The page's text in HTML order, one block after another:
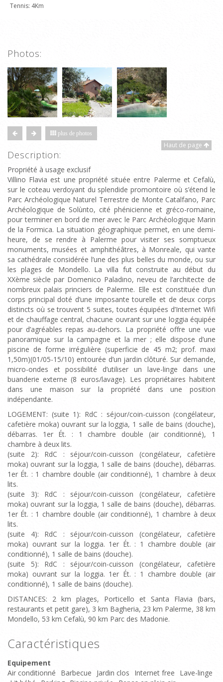
Tennis: 4Km
Photos:
plus de photos
Haut de page
Description:
Propriété à usage exclusif
Villino Flavia est une propriété située entre Palerme et Cefalù,
sur le coteau verdoyant du splendide promontoire où s’étend le
Parc Archéologique Naturel Terrestre de Monte Catalfano, Parc
Archéologique de Solùnto, cité phénicienne et gréco-romaine,
pour terminer en bord de mer avec le Parc Archéologique Marin
de la Formica. La situation géographique permet, en une demi-
heure, de se rendre à Palerme pour visiter ses somptueux
monuments, musées et amphithéâtres, à Monreale, qui vante
sa cathédrale considérée l’une des plus belles du monde, ou sur
les plages de Mondello. La villa fut construite au début du
XXème siècle par Domenico Paladino, neveu de l’architecte de
nombreux palais princiers de Palerme. Elle est constituée d’un
corps principal doté d’une imposante tourelle et de deux corps
distincts où se trouvent 5 suites, toutes équipées d’Internet Wifi
et de chauffage central, chacune ouvrant sur une loggia équipée
pour d’agréables repas au-dehors. La propriété offre une vue
panoramique sur la campagne et la mer ; elle dispose d’une
piscine de forme irrégulière (superficie de 45 m2; prof. maxi
1,50m)(01/05-15/10) entourée d’un jardin clôturé. Sur demande,
micro-ondes et possibilité d’utiliser un lave-linge dans une
buanderie externe (8 euros/lavage). Les propriétaires habitent
dans une maison sur la propriété dans une position
indépendante.
LOGEMENT: (suite 1): RdC : séjour/coin-cuisson (congélateur,
cafetière moka) ouvrant sur la loggia, 1 salle de bains (douche),
débarras. 1er Ét. : 1 chambre double (air conditionné), 1
chambre à deux lits.
(suite 2): RdC : séjour/coin-cuisson (congélateur, cafetière
moka) ouvrant sur la loggia, 1 salle de bains (douche), débarras.
1er Ét. : 1 chambre double (air conditionné), 1 chambre à deux
lits.
(suite 3): RdC : séjour/coin-cuisson (congélateur, cafetière
moka) ouvrant sur la loggia, 1 salle de bains (douche), débarras.
1er Ét. : 1 chambre double (air conditionné), 1 chambre à deux
lits.
(suite 4): RdC : séjour/coin-cuisson (congélateur, cafetière
moka) ouvrant sur la loggia. 1er Ét. : 1 chambre double (air
conditionné), 1 salle de bains (douche).
(suite 5): RdC : séjour/coin-cuisson (congélateur, cafetière
moka) ouvrant sur la loggia. 1er Ét. : 1 chambre double (air
conditionné), 1 salle de bains (douche).
DISTANCES: 2 km plages, Porticello et Santa Flavia (bars,
restaurants et petit gare), 3 km Bagheria, 23 km Palerme, 38 km
Mondello, 53 km Cefalù, 90 km Parc des Madonie.
Caractéristiques
Equipement
Air conditionné
Barbecue Jardin clos Internet free
Lave-linge